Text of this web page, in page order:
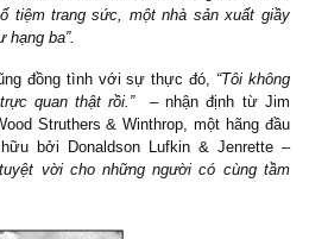
hoạt động kinh doanh bảo hiểm
bao gồm những cái tên như Coca
vấn đề ẩn sau kết quả đầu tư và
trắng ra, Buffett, giờ đây đã ngả tóc
giới đầu tư rằng quá cẩn trọng,
tịch và CEO của tập đoàn Berkshire,
hưởng lợi được miếng nào với đợt